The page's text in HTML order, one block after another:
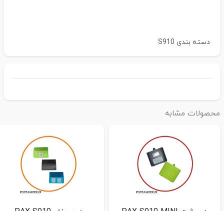
دسته بندیS910
مشابه